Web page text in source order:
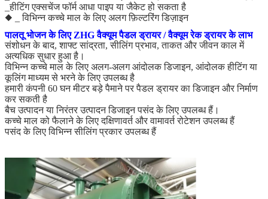
_हीटिंग एक्सचेंज फॉर्म आधा पाइप या जैकेट हो सकता है
◆ _ विभिन्न कच्चे माल के लिए अलग फ़िल्टरिंग डिज़ाइन
पालतू भोजन के लिए ZHG वैक्यूम पैडल ड्रायर / वैक्यूम रेक ड्रायर के लाभ
संशोधन के बाद, शाफ्ट सांद्रता, सीलिंग प्रभाव, ताकत और जीवन काल में
अत्यधिक सुधार हुआ है।
विभिन्न कच्चे माल के लिए अलग-अलग आंदोलक डिजाइन, आंदोलक हीटिंग या
कूलिंग माध्यम से भरने के लिए उपलब्ध है
हमारी कंपनी 60 घन मीटर बड़े पैमाने पर पैडल ड्रायर का डिजाइन और निर्माण
कर सकती है
बैच उत्पादन या निरंतर उत्पादन डिजाइन पसंद के लिए उपलब्ध हैं।
कच्चे माल को फैलाने के लिए दक्षिणावर्त और वामावर्त रोटेशन उपलब्ध हैं
पसंद के लिए विभिन्न सीलिंग प्रकार उपलब्ध हैं